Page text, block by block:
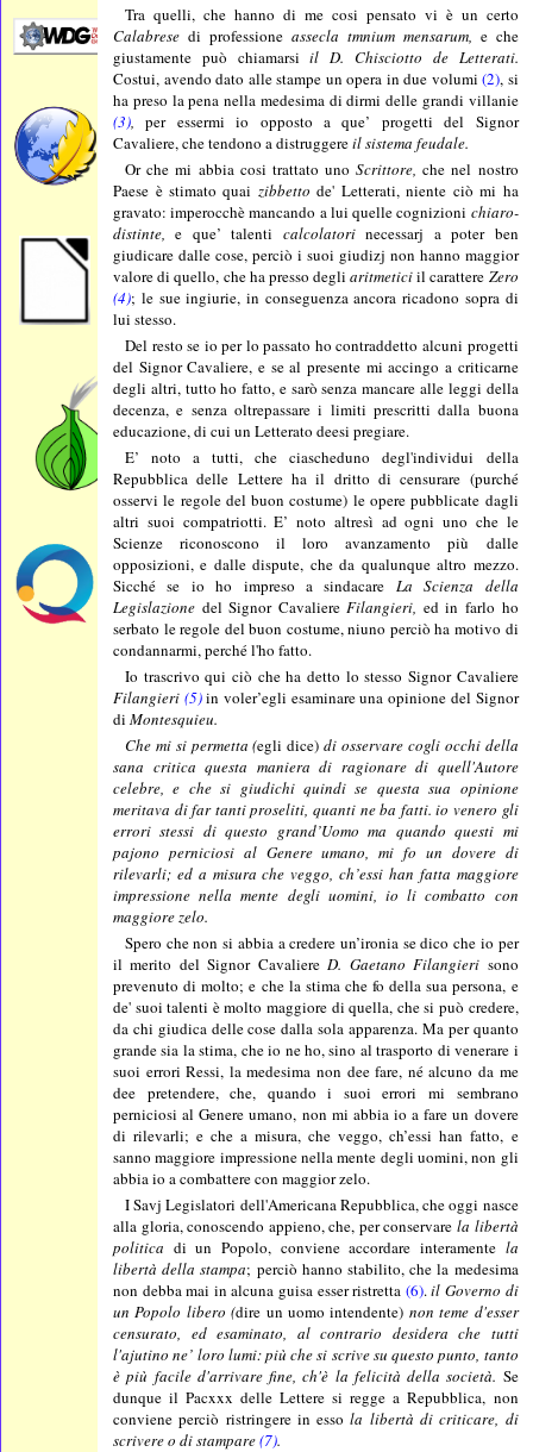
Tra quelli, che hanno di me cosi pensato vi è un certo
Calabrese di professione assecla tmnium mensarum, e che
giustamente può chiamarsiil D. Chisciotto de Letterati.
Costui, avendo dato alle stampe un opera in due volumi(2), si
ha preso la pena nella medesima di dirmi delle grandi villanie
(3), per essermi io opposto a que’ progetti del Signor
Cavaliere, che tendono a distruggereil sistema feudale.
Or che mi abbia cosi trattato unoScrittore,che nel nostro
Paese è stimato quai zibbetto de' Letterati, niente ciò mi ha
gravato: imperocchè mancando a lui quelle cognizioni chiaro-
distinte, e que’ talenti calcolatorinecessarj a poter ben
giudicare dalle cose, perciò i suoi giudizj non hanno maggior
valore di quello, che ha presso degliaritmeticiil carattere Zero
(4); le sue ingiurie, in conseguenza ancora ricadono sopra di
lui stesso.
Del resto se io per lo passato ho contraddetto alcuni progetti
del Signor Cavaliere, e se al presente mi accingo a criticarne
degli altri, tutto ho fatto, e sarò senza mancare alle leggi della
decenza, e senza oltrepassare i limiti prescritti dalla buona
educazione, di cui un Letterato deesi pregiare.
E’ noto a tutti, che ciascheduno degl'individui della
Repubblica delle Lettere ha il dritto di censurare (purché
osservi le regole del buon costume) le opere pubblicate dagli
altri suoi compatriotti. E’ noto altresì ad ogni uno che le
Scienze riconoscono il loro avanzamento più dalle
opposizioni, e dalle dispute, che da qualunque altro mezzo.
Sicché se io ho impreso a sindacare La Scienza della
Legislazione del Signor CavaliereFilangieri, ed in farlo ho
serbato le regole del buon costume, niuno perciò ha motivo di
condannarmi, perché l'ho fatto.
Io trascrivo qui ciò che ha detto lo stesso Signor Cavaliere
Filangieri (5)in voler’egli esaminare una opinione del Signor
diMontesquieu.
Che mi si permetta (egli dice)di osservare cogli occhi della
sana critica questa maniera di ragionare di quell'Autore
celebre, e che si giudichi quindi se questa sua opinione
meritava di far tanti proseliti, quanti ne ba fatti. io venero gli
errori stessi di questo grand’Uomo ma quando questi mi
pajono perniciosi al Genere umano, mi fo un dovere di
rilevarli; ed a misura che veggo, ch’essi han fatta maggiore
impressione nella mente degli uomini, io li combatto con
maggiore zelo.
Spero che non si abbia a credere un’ironia se dico che io per
il merito del Signor CavaliereD. Gaetano Filangieri sono
prevenuto di molto; e che la stima che fo della sua persona, e
de' suoi talenti è molto maggiore di quella, che si può credere,
da chi giudica delle cose dalla sola apparenza. Ma per quanto
grande sia la stima, che io ne ho, sino al trasporto di venerare i
suoi errori Ressi, la medesima non dee fare, né alcuno da me
dee pretendere, che, quando i suoi errori mi sembrano
perniciosi al Genere umano, non mi abbia io a fare un dovere
di rilevarli; e che a misura, che veggo, ch’essi han fatto, e
sanno maggiore impressione nella mente degli uomini, non gli
abbia io a combattere con maggior zelo.
I Savj Legislatori dell'Americana Repubblica, che oggi nasce
alla gloria, conoscendo appieno, che, per conservare la libertà
politica di un Popolo, conviene accordare interamente la
libertà della stampa; perciò hanno stabilito, che la medesima
non debba mai in alcuna guisa esser ristretta (6).il Governo di
un Popolo libero (dire un uomo intendente) non teme d'esser
censurato, ed esaminato, al contrario desidera che tutti
l'ajutino ne’ loro lumi: più che si scrive su questo punto, tanto
è più facile d'arrivare fine, ch'è la felicità della società. Se
dunque il Pacxxx delle Lettere si regge a Repubblica, non
conviene perciò ristringere in essola libertà di criticare, di
scrivere o di stampare(7).